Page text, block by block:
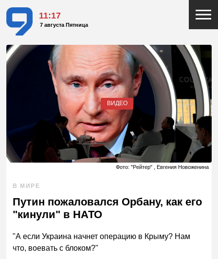
11:17
7 августа Пятница
ВИДЕО
Фото: "Рейтер" , Евгения Новоженина
В МИРЕ
Путин пожаловался Орбану, как его
"кинули" в НАТО
"А если Украина начнет операцию в Крыму? Нам
что, воевать с блоком?"